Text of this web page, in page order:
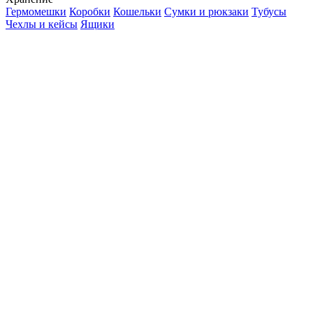
Гермомешки Коробки Кошельки Сумки и рюкзаки Тубусы
Чехлы и кейсы Ящики